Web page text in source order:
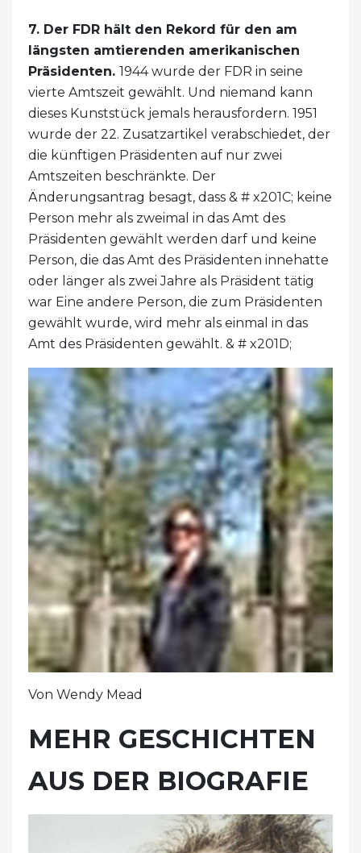
7. Der FDR hält den Rekord für den am
längsten amtierenden amerikanischen
Präsidenten. 1944 wurde der FDR in seine
vierte Amtszeit gewählt. Und niemand kann
dieses Kunststück jemals herausfordern. 1951
wurde der 22. Zusatzartikel verabschiedet, der
die künftigen Präsidenten auf nur zwei
Amtszeiten beschränkte. Der
Änderungsantrag besagt, dass & # x201C; keine
Person mehr als zweimal in das Amt des
Präsidenten gewählt werden darf und keine
Person, die das Amt des Präsidenten innehatte
oder länger als zwei Jahre als Präsident tätig
war Eine andere Person, die zum Präsidenten
gewählt wurde, wird mehr als einmal in das
Amt des Präsidenten gewählt. & # x201D;
Von Wendy Mead
MEHR GESCHICHTEN
AUS DER BIOGRAFIE